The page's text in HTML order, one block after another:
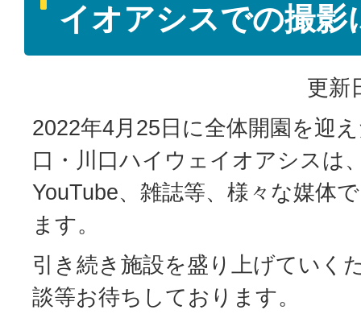
イオアシスでの撮影
更新
2022年4月25日に全体開園を迎
口・川口ハイウェイオアシスは
YouTube、雑誌等、様々な媒体
ます。
引き続き施設を盛り上げていく
談等お待ちしております。